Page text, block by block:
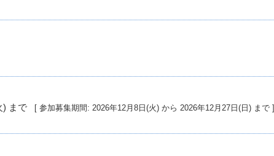
[ 参加募集期間: 2026年12月8日(火) から 2026年12月27日(日) まで ]